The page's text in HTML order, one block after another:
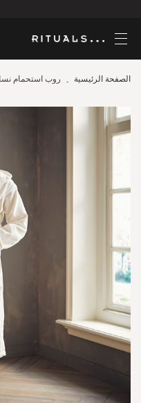
الصفحة الرئيسية روب استحمام
Skip
to
the
images